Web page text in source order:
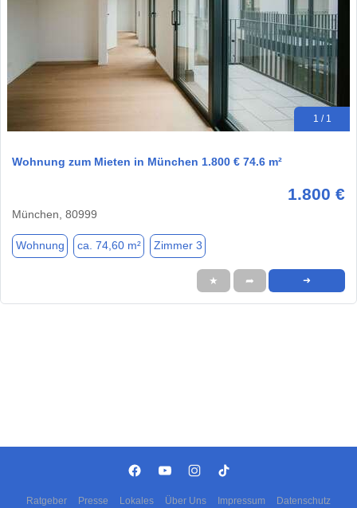
1 / 1
Wohnung zum Mieten in München 1.800 € 74.6 m²
1.800 €
München, 80999
Wohnung ca. 74,60 m² Zimmer 3
★ ➦ ➜
Ratgeber Presse Lokales Über Uns Impressum Datenschutz